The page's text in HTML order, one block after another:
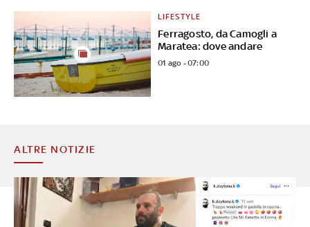
Ferragosto, da Camogli a
Maratea: dove andare
LIFESTYLE
01 ago - 07:00
ALTRE NOTIZIE